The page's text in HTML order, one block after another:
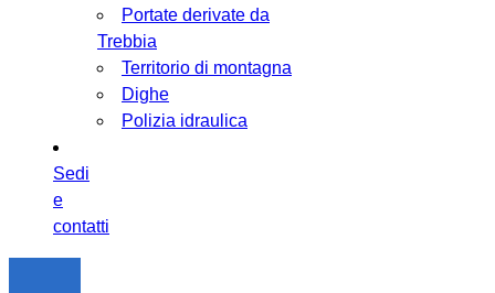
Portate derivate da
Trebbia
Territorio di montagna
Dighe
Polizia idraulica
Sedi
e
contatti